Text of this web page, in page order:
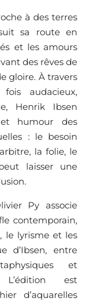
à des terres
sa route en
et les amours
des rêves de
gloire. À travers
audacieux,
Henrik Ibsen
humour des
: le besoin
la folie, le
laisser une
Py associe
contemporain,
le lyrisme et les
d’Ibsen, entre
et
est
d’aquarelles